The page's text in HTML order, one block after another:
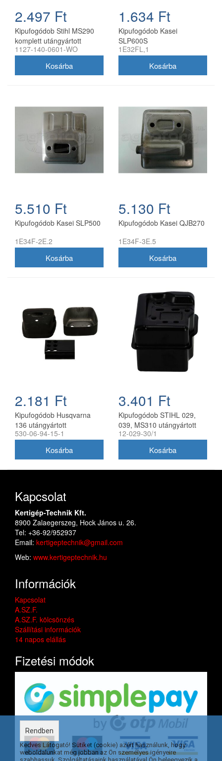
2.497 Ft
Kipufogódob Stihl MS290
komplett utángyártott
1127-140-0601-WO
1.634 Ft
Kipufogódob Kasei
SLP600S
1E32FL,1
5.510 Ft
Kipufogódob Kasei SLP500
1E34F-2E.2
5.130 Ft
Kipufogódob Kasei QJB270
1E34F-3E.5
2.181 Ft
Kipufogódob Husqvarna
136 utángyártott
530-06-94-15-1
3.401 Ft
Kipufogódob STIHL 029,
039, MS310 utángyártott
12-029-30/1
Kapcsolat
Kertigép-Technik Kft.
8900 Zalaegerszeg, Hock János u. 26.
Tel: +36-92/952937
Email: kertigeptechnik@gmail.com
Web: www.kertigeptechnik.hu
Információk
Kapcsolat
A.SZ.F.
A.SZ.F. kölcsönzés
Szállítási információk
14 napos elállás
Fizetési módok
Rendben
Kedves Látogató! Sütiket (cookie) azért használunk, hogy
weboldalunkat még jobban az Ön személyes igényeire